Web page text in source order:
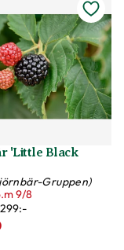
'Little Black
Gruppen)
9/8
299:-